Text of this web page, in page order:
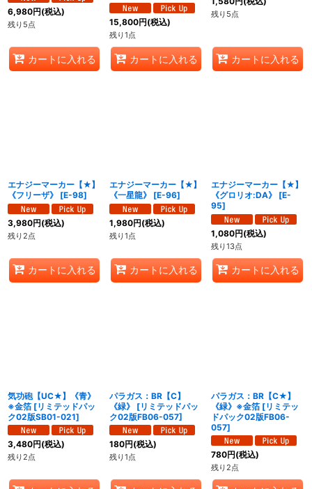
6,980円(税込)
残り5点
カートに入れる
15,800円(税込)
残り1点
カートに入れる
残り5点
カートに入れる
エナジーマーカー【★】
《フリーザ》
[E-98]
3,980円(税込)
残り2点
カートに入れる
エナジーマーカー【★】
《一星龍》
[E-96]
1,980円(税込)
残り1点
カートに入れる
エナジーマーカー【★】
《グロリオ:DA》
[E-
95]
1,080円(税込)
残り13点
カートに入れる
気功砲【UC★】《青》
※金箔 [リミテッドパッ
ク02版SB01-021]
3,480円(税込)
残り2点
パラガス：BR【C】
《緑》
[リミテッドパッ
ク02版FB06-057]
180円(税込)
残り1点
パラガス：BR【C★】
《緑》※金箔 [リミテッ
ドパック02版FB06-
057]
780円(税込)
残り2点